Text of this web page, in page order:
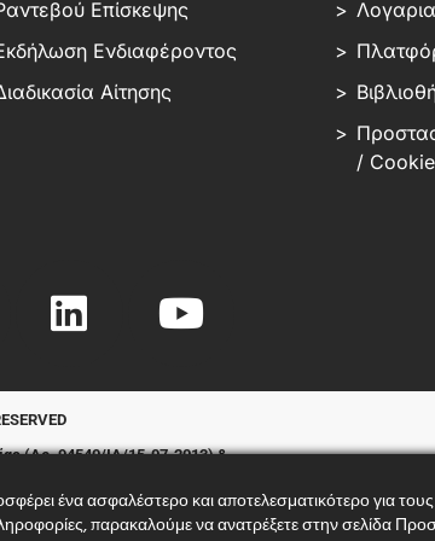
Επίσκεψης
Ενδιαφέροντος
Αίτησης
/
(Αρ. 94540/ΙΑ/15-07-2013) &
Κολλεγίων
ένα ασφαλέστερο και αποτελεσματικότερο για
παρακαλούμε να ανατρέξετε στην σελίδα